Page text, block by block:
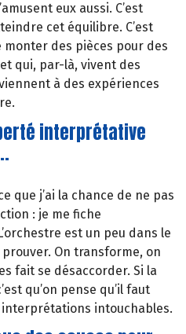
eux aussi. C’est
cet équilibre. C’est
monter des pièces pour des
qui, par-là, vivent des
à des expériences
interprétative
que j’ai la chance de ne pas
: je me fiche
est un peu dans le
On transforme, on
fait se désaccorder. Si la
qu’on pense qu’il faut
intouchables.